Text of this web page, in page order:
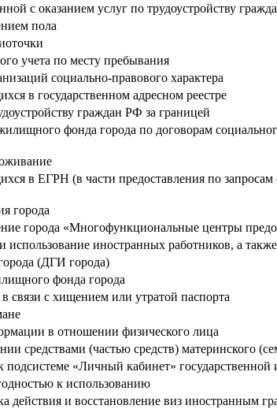
с оказанием услуг по трудоустройству
пола
учета по месту пребывания
социально-правового характера
в государственном адресном реестре
граждан РФ за границей
фонда города по договорам
в ЕГРН (в части предоставления по
города
города «Многофункциональные центры
иностранных работников, а
(ДГИ города)
фонда города
связи с хищением или утратой паспорта
в отношении физического лица
средствами (частью средств) материнского
подсистеме «Личный кабинет»
к использованию
действия и восстановление виз иностранным